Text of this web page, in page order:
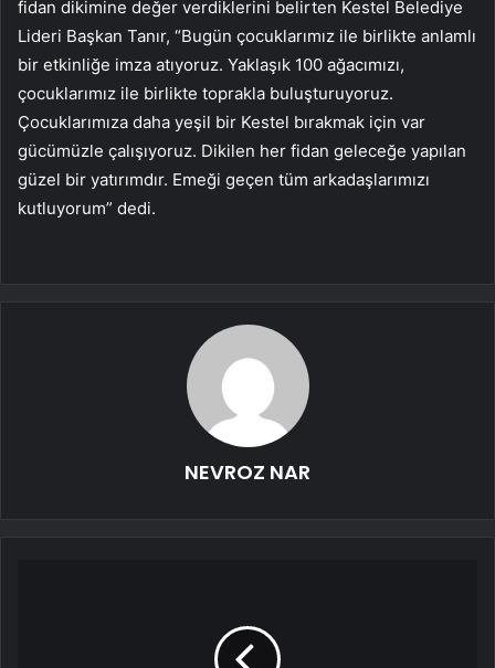
fidan dikimine değer verdiklerini belirten Kestel Belediye
Lideri Başkan Tanır, “Bugün çocuklarımız ile birlikte anlamlı
bir etkinliğe imza atıyoruz. Yaklaşık 100 ağacımızı,
çocuklarımız ile birlikte toprakla buluşturuyoruz.
Çocuklarımıza daha yeşil bir Kestel bırakmak için var
gücümüzle çalışıyoruz. Dikilen her fidan geleceğe yapılan
güzel bir yatırımdır. Emeği geçen tüm arkadaşlarımızı
kutluyorum” dedi.
NEVROZ NAR